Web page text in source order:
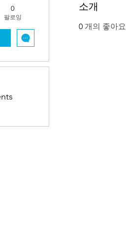
소개
0 개의 좋아요
0
팔로잉